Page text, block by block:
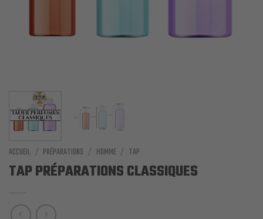
ACCUEIL / PRÉPARATIONS / HOMME / TAP
TAP PRÉPARATIONS CLASSIQUES